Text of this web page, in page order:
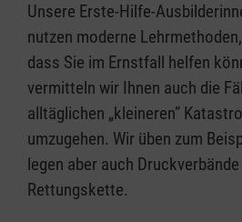
Unsere Erste-Hilfe-
nutzen moderne
dass Sie im Ernstfall helfen
vermitteln wir Ihnen auch die
alltäglichen „kleineren”
umzugehen. Wir üben zum
legen aber auch
Rettungskette.